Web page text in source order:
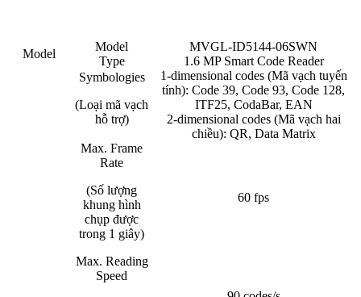
Model
Model
MVGL-ID5144-06SWN
Type
1.6 MP Smart Code Reader
Symbologies
(Loại mã vạch
hỗ trợ)
1-dimensional codes (Mã vạch tuyến
tính): Code 39, Code 93, Code 128,
ITF25, CodaBar, EAN
2-dimensional codes (Mã vạch hai
chiều): QR, Data Matrix
Max. Frame
Rate
(Số lượng
khung hình
chụp được
trong 1 giây)
60 fps
Max. Reading
Speed